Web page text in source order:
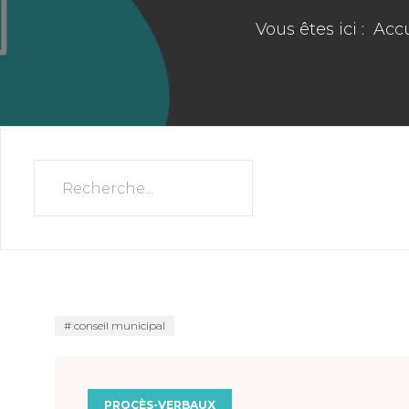
Vous êtes ici :
conseil municipal
PROCÈS-VERBAUX